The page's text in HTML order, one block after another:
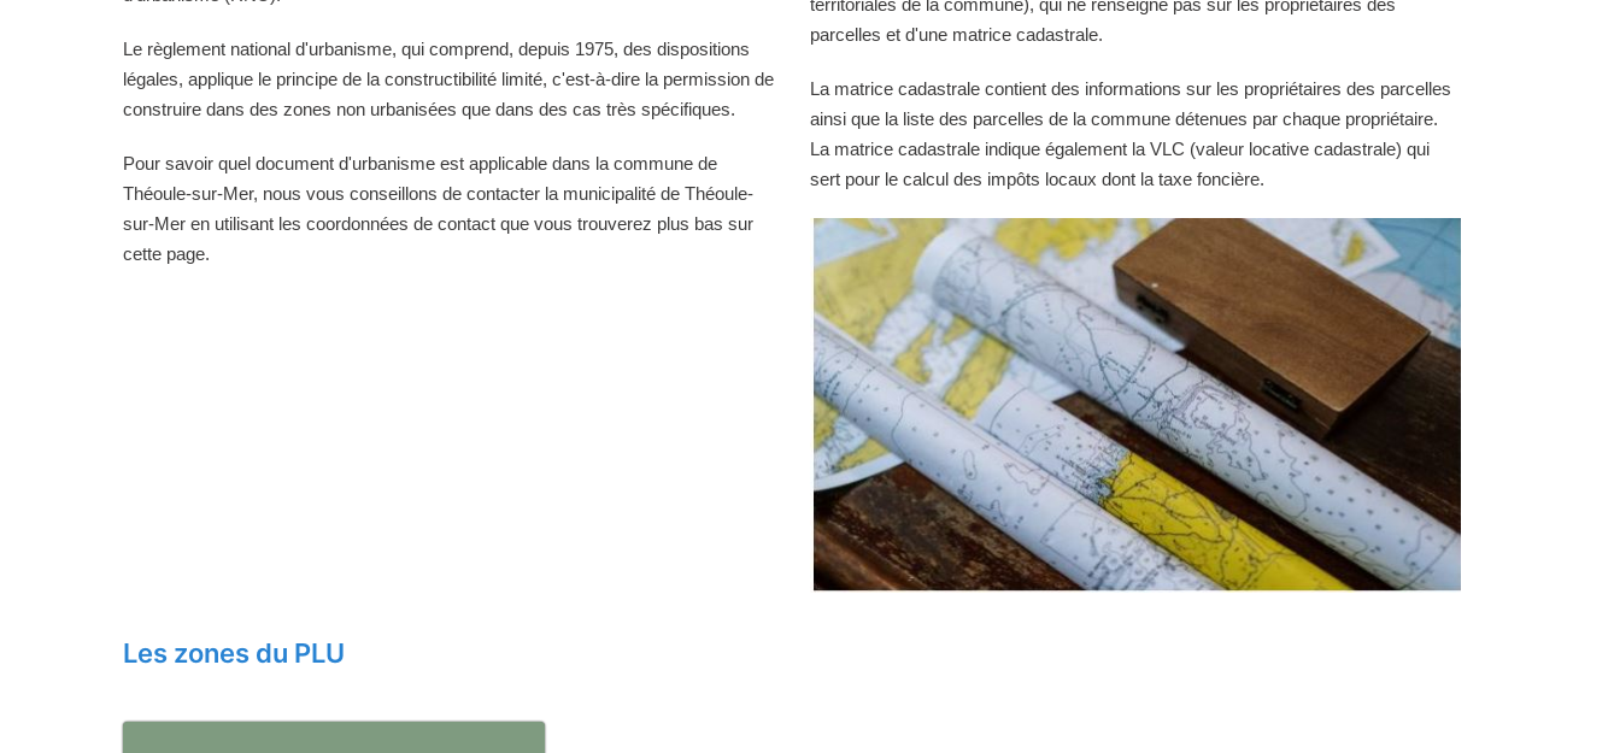
Le règlement national d'urbanisme, qui comprend, depuis 1975, des dispositions
légales, applique le principe de la constructibilité limité, c'est-à-dire la permission de
construire dans des zones non urbanisées que dans des cas très spécifiques.
Pour savoir quel document d'urbanisme est applicable dans la commune de
Théoule-sur-Mer, nous vous conseillons de contacter la municipalité de Théoule-
sur-Mer en utilisant les coordonnées de contact que vous trouverez plus bas sur
cette page.
territoriales de la commune), qui ne renseigne pas sur les propriétaires des
parcelles et d'une matrice cadastrale.
La matrice cadastrale contient des informations sur les propriétaires des parcelles
ainsi que la liste des parcelles de la commune détenues par chaque propriétaire.
La matrice cadastrale indique également la VLC (valeur locative cadastrale) qui
sert pour le calcul des impôts locaux dont la taxe foncière.
Les zones du PLU